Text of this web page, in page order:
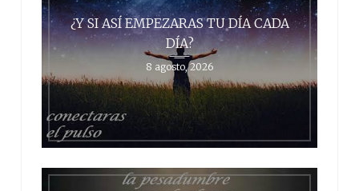
¿Y SI ASÍ EMPEZARAS TU DÍA CADA
DÍA?
8 agosto, 2026